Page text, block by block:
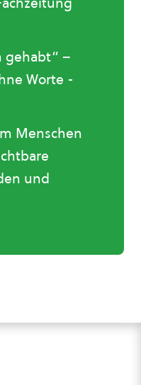
gehabt“ –
Worte -
Menschen
und